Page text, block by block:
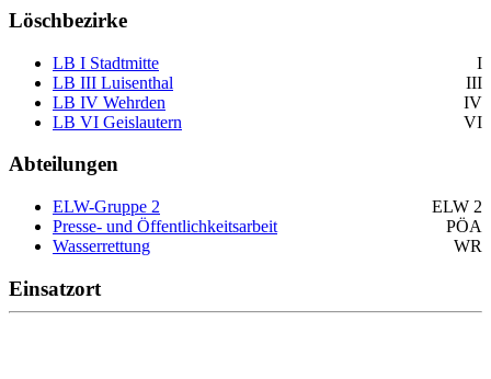
Löschbezirke
LB I Stadtmitte
I
LB III Luisenthal
III
LB IV Wehrden
IV
LB VI Geislautern
VI
Abteilungen
ELW-Gruppe 2
ELW 2
Presse- und Öffentlichkeitsarbeit
PÖA
Wasserrettung
WR
Einsatzort